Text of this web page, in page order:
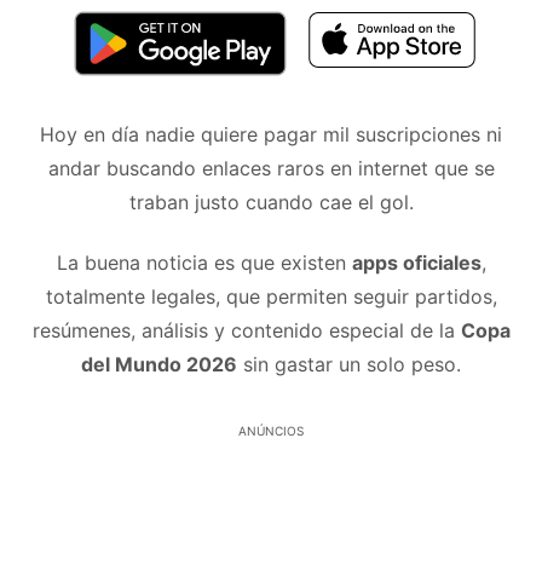
Hoy en día nadie quiere pagar mil suscripciones ni
andar buscando enlaces raros en internet que se
traban justo cuando cae el gol.
La buena noticia es que existen apps oficiales,
totalmente legales, que permiten seguir partidos,
resúmenes, análisis y contenido especial de la Copa
del Mundo 2026 sin gastar un solo peso.
ANÚNCIOS